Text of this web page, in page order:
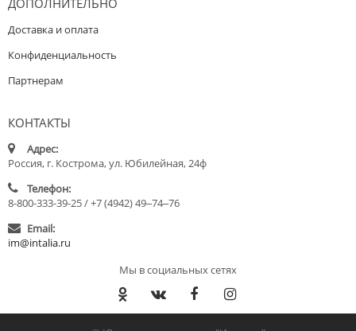
Доставка и оплата
Конфиденциальность
Партнерам
КОНТАКТЫ
Адрес:
Россия, г. Кострома, ул. Юбилейная, 24ф
Телефон:
8-800-333-39-25 / +7 (4942) 49‒74‒76
Email:
im@intalia.ru
Мы в социальных сетях